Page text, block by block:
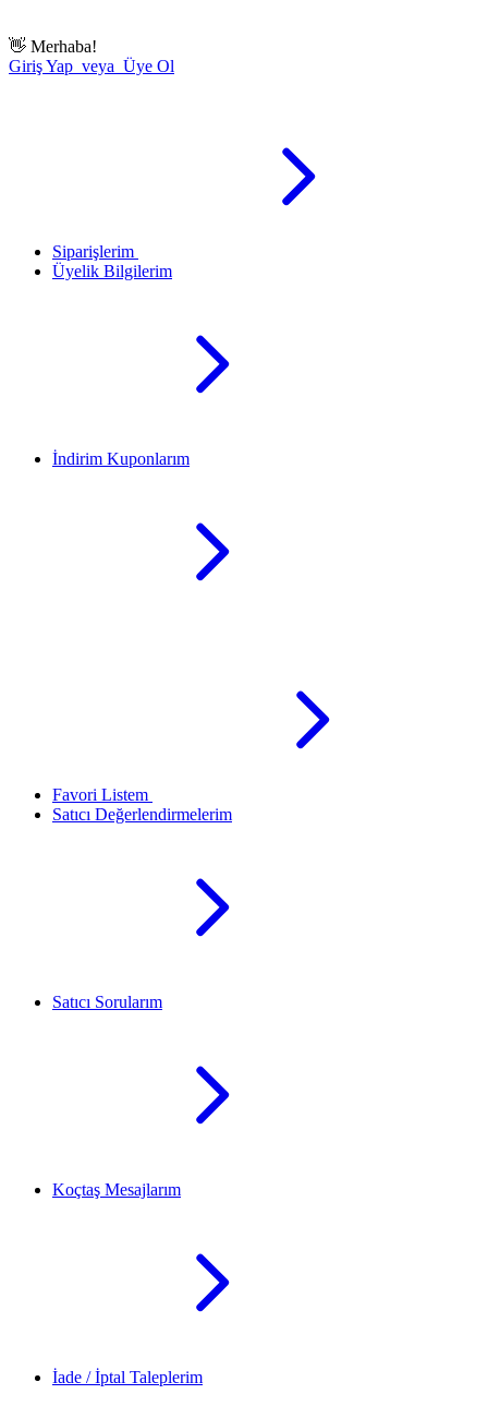
👋 Merhaba!
Giriş Yap veya Üye Ol
Siparişlerim
Üyelik Bilgilerim
İndirim Kuponlarım
Favori Listem
Satıcı Değerlendirmelerim
Satıcı Sorularım
Koçtaş Mesajlarım
İade / İptal Taleplerim